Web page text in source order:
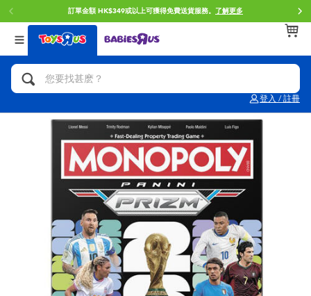
。 門店自取服務 網上購買並在店內取貨。了
登入 / 註冊
返回
分類目錄
人氣英雄,角色扮演,射擊玩具
單車,滑板車,騎乘車
拼砌組合及樂高LEGO
玩具車,貨車,火車及遙控系列
手工藝,文具,蠟筆,泥膠,畫板
娃娃, 芭比,收藏公仔
返回
品牌
Brunch Brother 早午餐兄弟
Toy Story反斗奇兵
Spider-Man蜘蛛俠
Mini Brands
Play-Doh培樂多
Pokemon寶可夢
返回
年齢
0~2歳
3~4歳
5~7歳
8~11歳
12~14歳
14歳以上